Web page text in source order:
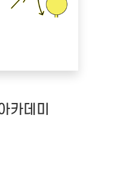
카데미